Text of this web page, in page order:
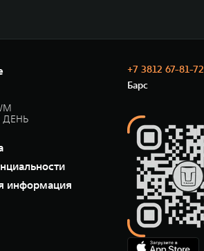
ДЕНЬ
информация
+7 3812 67-81-72
Барс